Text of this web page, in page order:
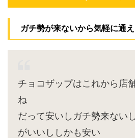
ガチ勢が来ないから気軽に通
チョコザップはこれから店
ね
だって安いしガチ勢来ない
がいいししかも安い